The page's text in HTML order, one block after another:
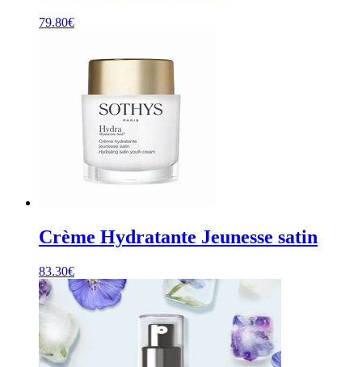
79.80€
Crème Hydratante Jeunesse satin
83.30€